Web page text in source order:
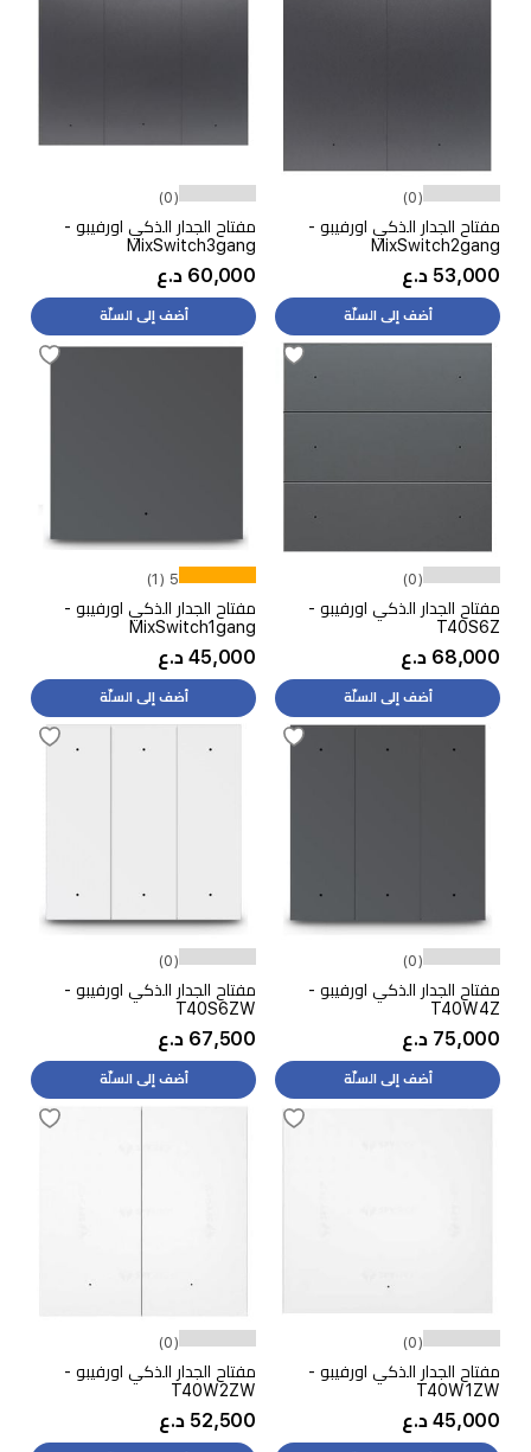
(0)
مفتاح الجدار الذكي اورفيبو -
MixSwitch2gang
53,000 د.ع
أضف إلى السلّة
(0)
مفتاح الجدار الذكي اورفيبو -
MixSwitch3gang
60,000 د.ع
أضف إلى السلّة
(0)
مفتاح الجدار الذكي اورفيبو -
T40S6Z
68,000 د.ع
أضف إلى السلّة
5 (1)
مفتاح الجدار الذكي اورفيبو -
MixSwitch1gang
45,000 د.ع
أضف إلى السلّة
(0)
مفتاح الجدار الذكي اورفيبو -
T40W4Z
75,000 د.ع
أضف إلى السلّة
(0)
مفتاح الجدار الذكي اورفيبو -
T40S6ZW
67,500 د.ع
أضف إلى السلّة
(0)
مفتاح الجدار الذكي اورفيبو -
T40W1ZW
45,000 د.ع
(0)
مفتاح الجدار الذكي اورفيبو -
T40W2ZW
52,500 د.ع